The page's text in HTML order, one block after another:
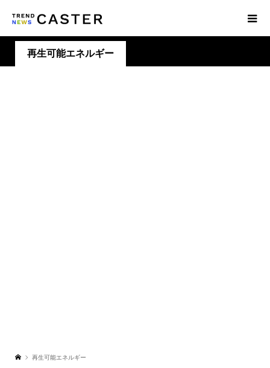
再生可能エネルギー
再生可能エネルギー